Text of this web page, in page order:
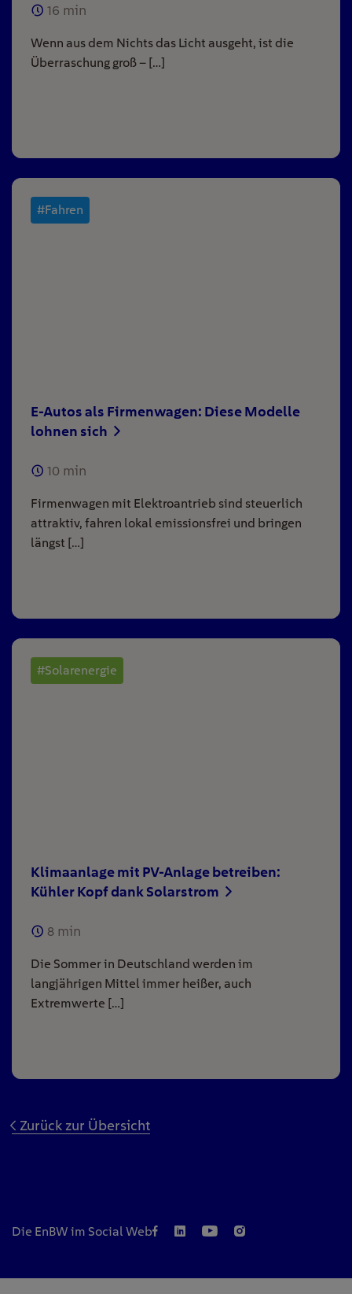
16 min
Wenn aus dem Nichts das Licht ausgeht, ist die
Überraschung groß – […]
#Fahren
E-Autos als Firmenwagen: Diese Modelle
lohnen sich
10 min
Firmenwagen mit Elektroantrieb sind steuerlich
attraktiv, fahren lokal emissionsfrei und bringen
längst […]
#Solarenergie
Klimaanlage mit PV-Anlage betreiben:
Kühler Kopf dank Solarstrom
8 min
Die Sommer in Deutschland werden im
langjährigen Mittel immer heißer, auch
Extremwerte […]
Zurück zur Übersicht
Die EnBW im Social Web